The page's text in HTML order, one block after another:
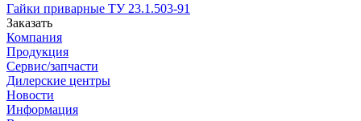
Гайки приварные ТУ 23.1.503-91
Заказать
Компания
Продукция
Сервис/запчасти
Дилерские центры
Новости
Информация